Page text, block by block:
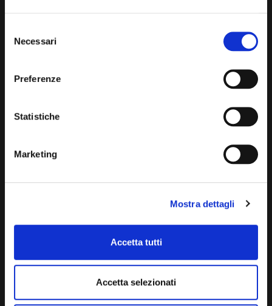
delNecessari
Preferenze
Statistiche
Marketing
Mostra dettagli
Accetta tutti
Accetta selezionati
SWEET COFFE CIALDE MAXI STANDARD CAPSULE